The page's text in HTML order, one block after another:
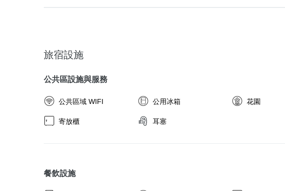
旅宿設施
公共區設施與服務
公共區域 WIFI 公用冰箱 花園
寄放櫃 耳塞
餐飲設施